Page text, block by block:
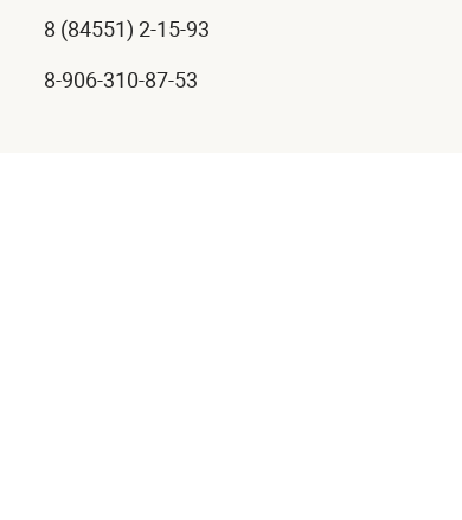
8 (84551) 2-15-93
8-906-310-87-53